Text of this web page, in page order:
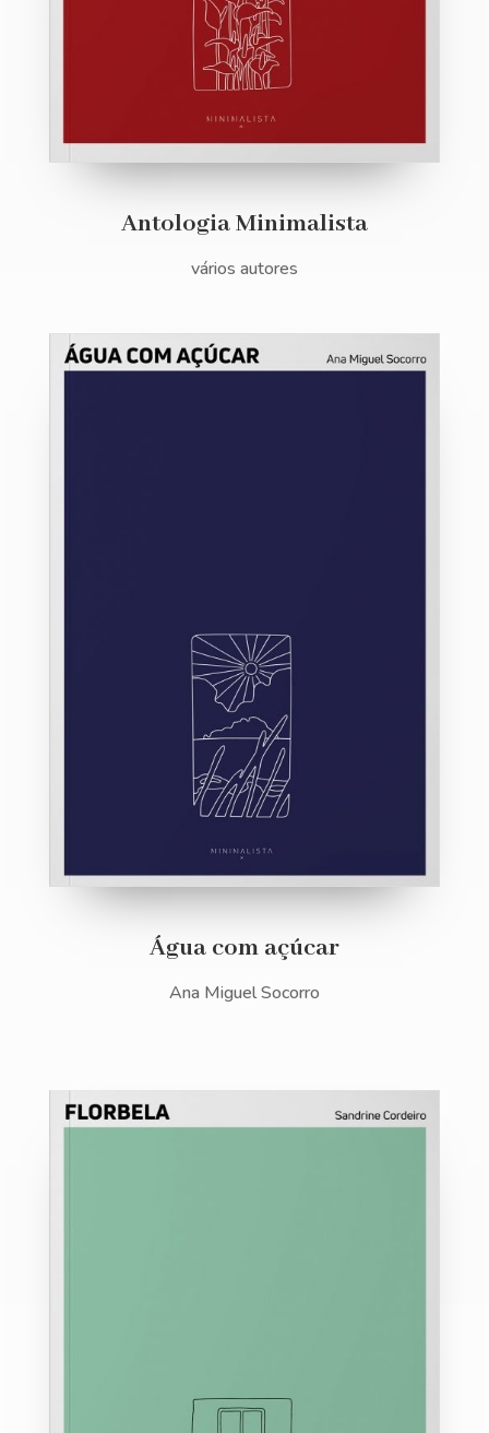
Antologia Minimalista
vários autores
Água com açúcar
Ana Miguel Socorro